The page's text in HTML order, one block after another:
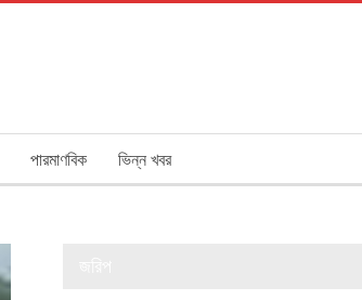
পারমাণবিক ভিন্ন খবর